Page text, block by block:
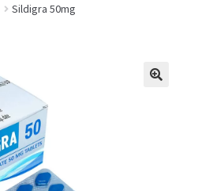
Sildigra 50mg